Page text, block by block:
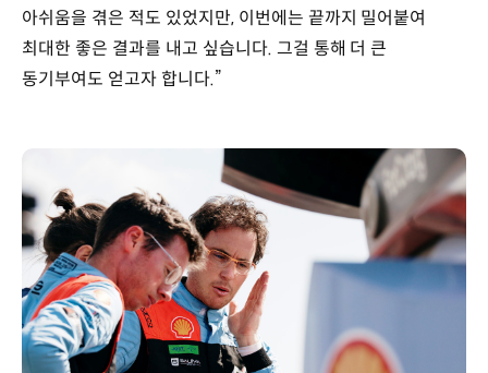
아쉬움을 겪은 적도 있었지만, 이번에는 끝까지 밀어붙여
최대한 좋은 결과를 내고 싶습니다. 그걸 통해 더 큰
동기부여도 얻고자 합니다.”